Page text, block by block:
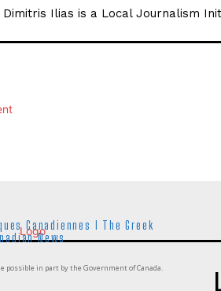
Dimitris Ilias is a Local Journalism
Canadiennes I The Greek
News
possible in part by the Government of Canada.